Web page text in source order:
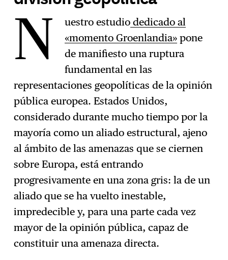
N uestro estudio dedicado al
«momento Groenlandia» pone
de manifiesto una ruptura
fundamental en las
representaciones geopolíticas de la opinión
pública europea. Estados Unidos,
considerado durante mucho tiempo por la
mayoría como un aliado estructural, ajeno
al ámbito de las amenazas que se ciernen
sobre Europa, está entrando
progresivamente en una zona gris: la de un
aliado que se ha vuelto inestable,
impredecible y, para una parte cada vez
mayor de la opinión pública, capaz de
constituir una amenaza directa.